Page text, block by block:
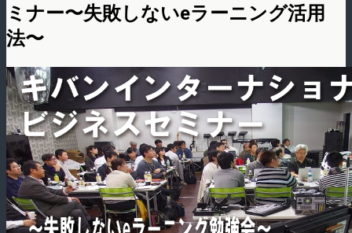
ミナー〜失敗しないeラーニング活用
法〜